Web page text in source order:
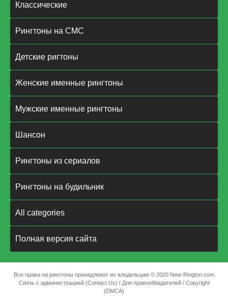
Классические
Рингтоны на СМС
Детские ригтоны
Женские именные рингтоны
Мужские именные рингтоны
Шансон
Рингтоны из сериалов
Рингтоны на будильник
All categories
Полная версия сайта
Все права на рингтоны принадлежат их владельцам © 2020 New-Rington.com
Связь с администрацией (Contact Us)
Для правообладателей / Copyright
(DMCA)